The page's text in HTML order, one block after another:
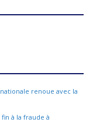
renoue avec la
à la fraude à